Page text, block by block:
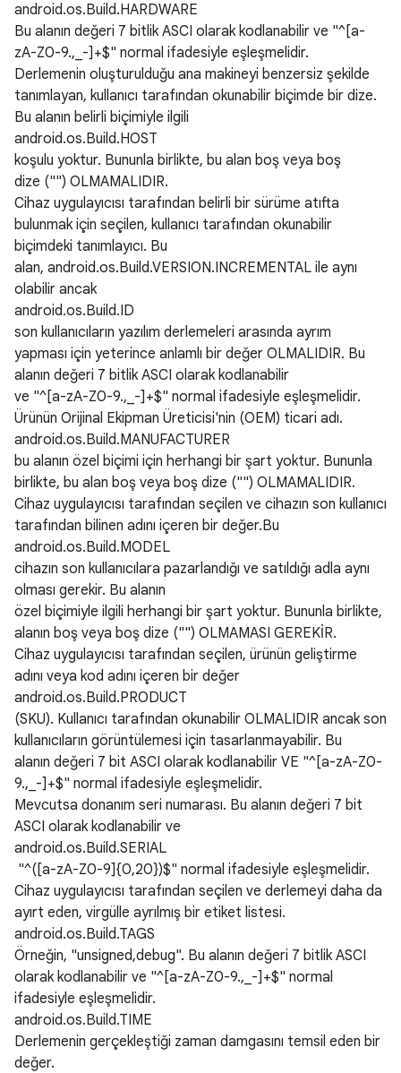
android.os.Build.HARDWARE
Bu alanın değeri 7 bitlik ASCI olarak kodlanabilir ve "^[a-
zA-Z0-9.,_-]+$" normal ifadesiyle eşleşmelidir.
Derlemenin oluşturulduğu ana makineyi benzersiz şekilde
tanımlayan, kullanıcı tarafından okunabilir biçimde bir dize.
Bu alanın belirli biçimiyle ilgili
android.os.Build.HOST
koşulu yoktur. Bununla birlikte, bu alan boş veya boş
dize ("") OLMAMALIDIR.
Cihaz uygulayıcısı tarafından belirli bir sürüme atıfta
bulunmak için seçilen, kullanıcı tarafından okunabilir
biçimdeki tanımlayıcı. Bu
alan, android.os.Build.VERSION.INCREMENTAL ile aynı
olabilir ancak
android.os.Build.ID
son kullanıcıların yazılım derlemeleri arasında ayrım
yapması için yeterince anlamlı bir değer OLMALIDIR. Bu
alanın değeri 7 bitlik ASCI olarak kodlanabilir
ve "^[a-zA-Z0-9.,_-]+$" normal ifadesiyle eşleşmelidir.
Ürünün Orijinal Ekipman Üreticisi'nin (OEM) ticari adı.
android.os.Build.MANUFACTURER
bu alanın özel biçimi için herhangi bir şart yoktur. Bununla
birlikte, bu alan boş veya boş dize ("") OLMAMALIDIR.
Cihaz uygulayıcısı tarafından seçilen ve cihazın son kullanıcı
tarafından bilinen adını içeren bir değer.Bu
android.os.Build.MODEL
cihazın son kullanıcılara pazarlandığı ve satıldığı adla aynı
olması gerekir. Bu alanın
özel biçimiyle ilgili herhangi bir şart yoktur. Bununla birlikte,
alanın boş veya boş dize ("") OLMAMASI GEREKİR.
Cihaz uygulayıcısı tarafından seçilen, ürünün geliştirme
adını veya kod adını içeren bir değer
android.os.Build.PRODUCT
(SKU). Kullanıcı tarafından okunabilir OLMALIDIR ancak son
kullanıcıların görüntülemesi için tasarlanmayabilir. Bu
alanın değeri 7 bit ASCI olarak kodlanabilir VE "^[a-zA-Z0-
9.,_-]+$" normal ifadesiyle eşleşmelidir.
Mevcutsa donanım seri numarası. Bu alanın değeri 7 bit
ASCI olarak kodlanabilir ve
android.os.Build.SERIAL
"^([a-zA-Z0-9]{0,20})$" normal ifadesiyle eşleşmelidir.
Cihaz uygulayıcısı tarafından seçilen ve derlemeyi daha da
ayırt eden, virgülle ayrılmış bir etiket listesi.
android.os.Build.TAGS
Örneğin, "unsigned,debug". Bu alanın değeri 7 bitlik ASCI
olarak kodlanabilir ve "^[a-zA-Z0-9.,_-]+$" normal
ifadesiyle eşleşmelidir.
android.os.Build.TIME
Derlemenin gerçekleştiği zaman damgasını temsil eden bir
değer.